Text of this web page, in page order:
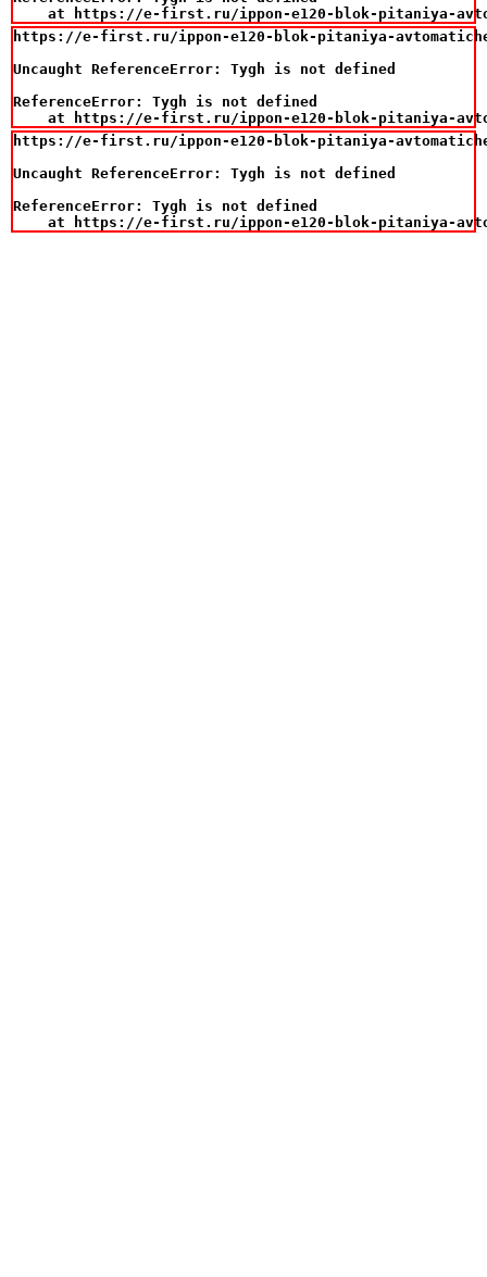
at https://e-first.ru/ippon-e120-blok-pitaniya-
https://e-first.ru/ippon-e120-blok-pitaniya-
Uncaught ReferenceError: Tygh is not defined
ReferenceError: Tygh is not defined
at https://e-first.ru/ippon-e120-blok-pitaniya-
https://e-first.ru/ippon-e120-blok-pitaniya-
Uncaught ReferenceError: Tygh is not defined
ReferenceError: Tygh is not defined
at https://e-first.ru/ippon-e120-blok-pitaniya-